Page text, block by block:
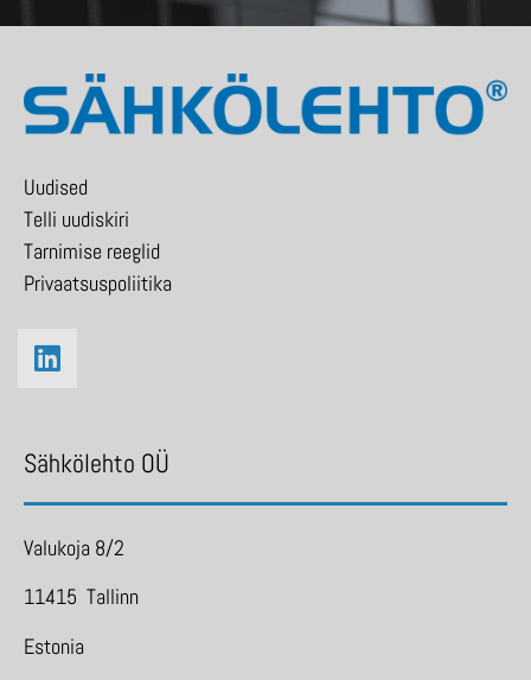
Uudised
Telli uudiskiri
Tarnimise reeglid
Privaatsuspoliitika
Sähkölehto OÜ
Valukoja 8/2
11415 Tallinn
Estonia